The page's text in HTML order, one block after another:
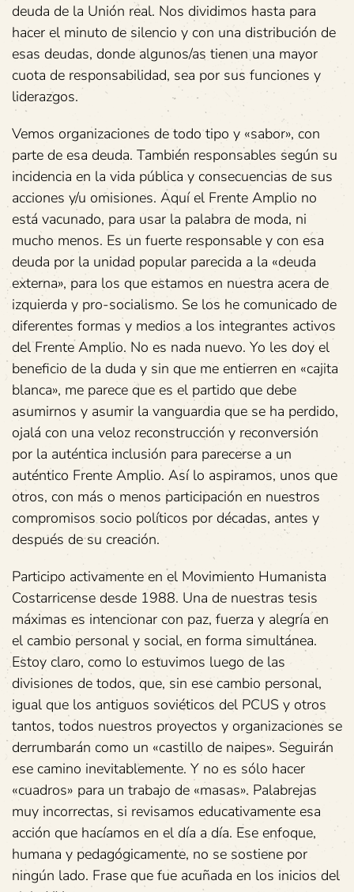
deuda de la Unión real. Nos dividimos hasta para
hacer el minuto de silencio y con una distribución de
esas deudas, donde algunos/as tienen una mayor
cuota de responsabilidad, sea por sus funciones y
liderazgos.
Vemos organizaciones de todo tipo y «sabor», con
parte de esa deuda. También responsables según su
incidencia en la vida pública y consecuencias de sus
acciones y/u omisiones. Aquí el Frente Amplio no
está vacunado, para usar la palabra de moda, ni
mucho menos. Es un fuerte responsable y con esa
deuda por la unidad popular parecida a la «deuda
externa», para los que estamos en nuestra acera de
izquierda y pro-socialismo. Se los he comunicado de
diferentes formas y medios a los integrantes activos
del Frente Amplio. No es nada nuevo. Yo les doy el
beneficio de la duda y sin que me entierren en «cajita
blanca», me parece que es el partido que debe
asumirnos y asumir la vanguardia que se ha perdido,
ojalá con una veloz reconstrucción y reconversión
por la auténtica inclusión para parecerse a un
auténtico Frente Amplio. Así lo aspiramos, unos que
otros, con más o menos participación en nuestros
compromisos socio políticos por décadas, antes y
después de su creación.
Participo activamente en el Movimiento Humanista
Costarricense desde 1988. Una de nuestras tesis
máximas es intencionar con paz, fuerza y alegría en
el cambio personal y social, en forma simultánea.
Estoy claro, como lo estuvimos luego de las
divisiones de todos, que, sin ese cambio personal,
igual que los antiguos soviéticos del PCUS y otros
tantos, todos nuestros proyectos y organizaciones se
derrumbarán como un «castillo de naipes». Seguirán
ese camino inevitablemente. Y no es sólo hacer
«cuadros» para un trabajo de «masas». Palabrejas
muy incorrectas, si revisamos educativamente esa
acción que hacíamos en el día a día. Ese enfoque,
humana y pedagógicamente, no se sostiene por
ningún lado. Frase que fue acuñada en los inicios del